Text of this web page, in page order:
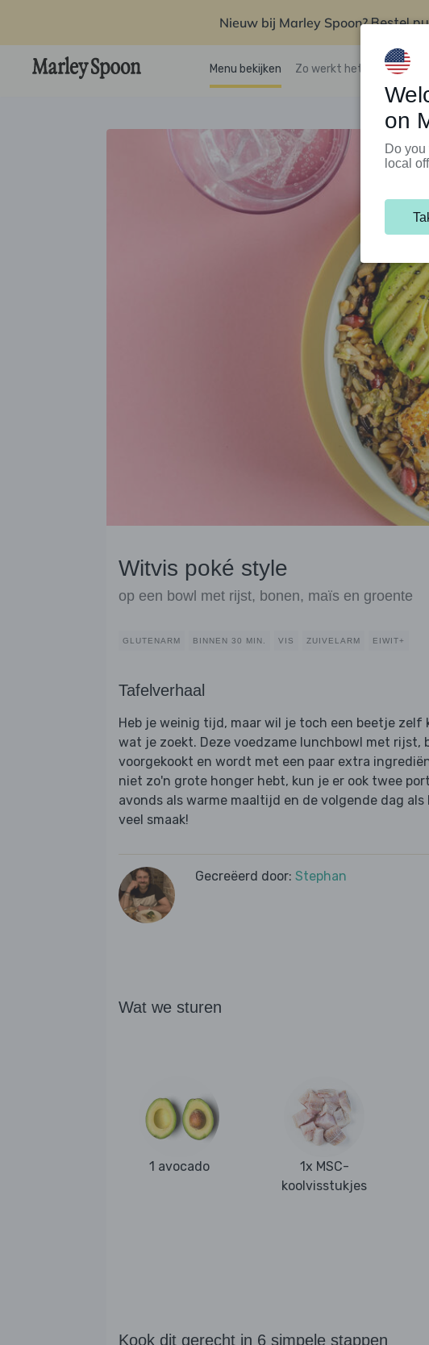
Nieuw bij Marley Spoon?Bestel
Menu bekijken Zo werkt het
Witvis poké style
op een bowl met rijst, bonen, maïs en groente
GLUTENARM BINNEN 30 MIN. VIS ZUIVELARM EIWIT+
Tafelverhaal
Heb je weinig tijd, maar wil je toch een beetje zelf
wat je zoekt. Deze voedzame lunchbowl met rijst,
voorgekookt en wordt met een paar extra
niet zo'n grote honger hebt, kun je er ook twee
avonds als warme maaltijd en de volgende dag
veel smaak!
Gecreëerd door: Stephan
Wat we sturen
1 avocado
1x MSC-
koolvisstukjes
Kook dit gerecht in 6 simpele stappen
on
Do
local